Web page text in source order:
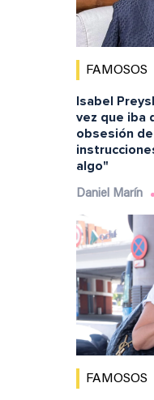
FAMOSOS
Isabel
vez que iba
obsesión
algo"
Daniel Marín
FAMOSOS